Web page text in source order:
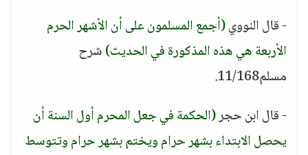
- قال النووي(أجمع المسلمون على أن الأشهر الحرم
الأربعة هي هذه المذكورة في الحديث)شرح
مسلم11/168.
- قال ابن حجر(الحكمة في جعل المحرم أول السنة أن
يحصل الابتداء بشهر حرام ويختم بشهر حرام وتتوسط